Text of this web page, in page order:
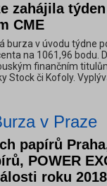
zahájila
CME
burza v úvodu týdne
na 1061,96 bodu.
finančním
Stock či Kofoly.
v Praze
papírů
POWER
roku 2018